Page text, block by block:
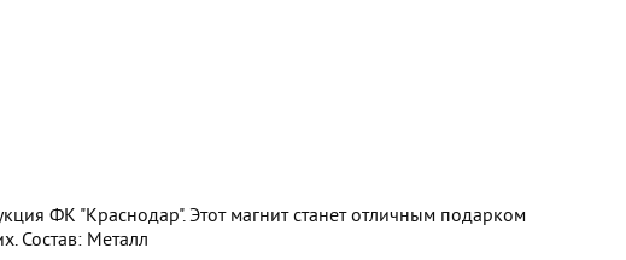
ФК "Краснодар". Этот магнит станет отличным подарком
Состав: Металл